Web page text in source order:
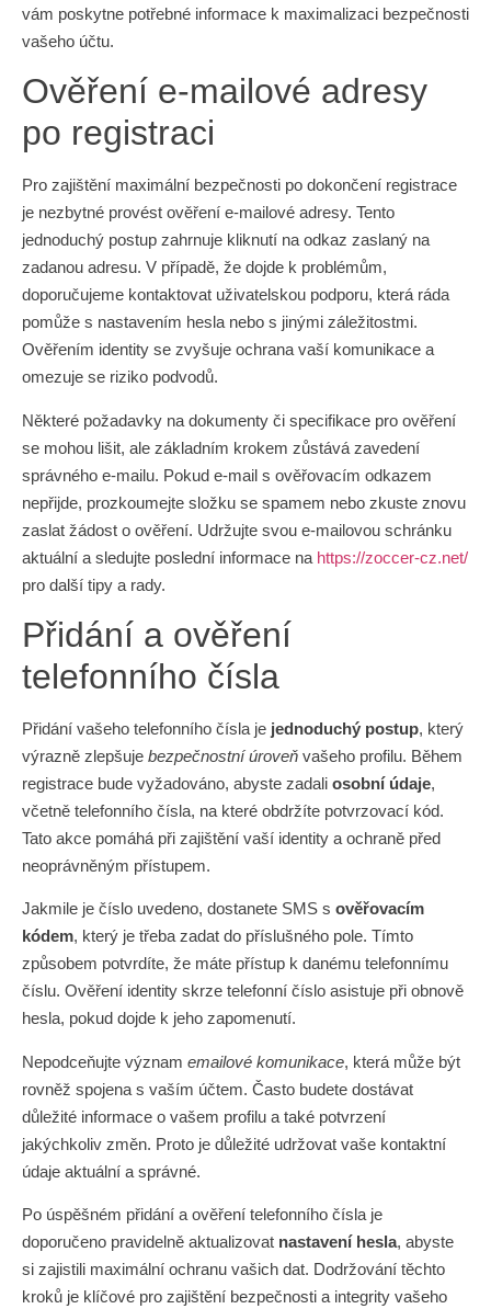
vám poskytne potřebné informace k maximalizaci bezpečnosti
vašeho účtu.
Ověření e-mailové adresy
po registraci
Pro zajištění maximální bezpečnosti po dokončení registrace
je nezbytné provést ověření e-mailové adresy. Tento
jednoduchý postup zahrnuje kliknutí na odkaz zaslaný na
zadanou adresu. V případě, že dojde k problémům,
doporučujeme kontaktovat uživatelskou podporu, která ráda
pomůže s nastavením hesla nebo s jinými záležitostmi.
Ověřením identity se zvyšuje ochrana vaší komunikace a
omezuje se riziko podvodů.
Některé požadavky na dokumenty či specifikace pro ověření
se mohou lišit, ale základním krokem zůstává zavedení
správného e-mailu. Pokud e-mail s ověřovacím odkazem
nepřijde, prozkoumejte složku se spamem nebo zkuste znovu
zaslat žádost o ověření. Udržujte svou e-mailovou schránku
aktuální a sledujte poslední informace na https://zoccer-cz.net/
pro další tipy a rady.
Přidání a ověření
telefonního čísla
Přidání vašeho telefonního čísla je jednoduchý postup, který
výrazně zlepšuje bezpečnostní úroveň vašeho profilu. Během
registrace bude vyžadováno, abyste zadali osobní údaje,
včetně telefonního čísla, na které obdržíte potvrzovací kód.
Tato akce pomáhá při zajištění vaší identity a ochraně před
neoprávněným přístupem.
Jakmile je číslo uvedeno, dostanete SMS s ověřovacím
kódem, který je třeba zadat do příslušného pole. Tímto
způsobem potvrdíte, že máte přístup k danému telefonnímu
číslu. Ověření identity skrze telefonní číslo asistuje při obnově
hesla, pokud dojde k jeho zapomenutí.
Nepodceňujte význam emailové komunikace, která může být
rovněž spojena s vaším účtem. Často budete dostávat
důležité informace o vašem profilu a také potvrzení
jakýchkoliv změn. Proto je důležité udržovat vaše kontaktní
údaje aktuální a správné.
Po úspěšném přidání a ověření telefonního čísla je
doporučeno pravidelně aktualizovat nastavení hesla, abyste
si zajistili maximální ochranu vašich dat. Dodržování těchto
kroků je klíčové pro zajištění bezpečnosti a integrity vašeho